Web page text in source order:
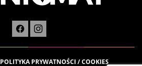
POLITYKA PRYWATNOŚCI / COOKIES